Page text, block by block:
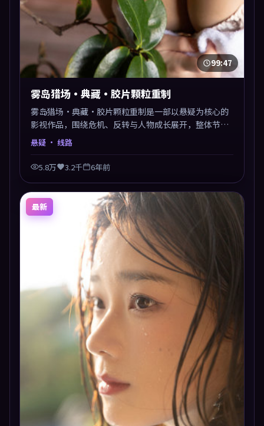
99:47
雾岛猎场·典藏·胶片颗粒重制
雾岛猎场·典藏·胶片颗粒重制是一部以悬疑为核心的
影视作品，围绕危机、反转与人物成长展开，整体节奏
紧凑，值得推荐观看。
悬疑 · 线路
5.8万 3.2千 6年前
最新